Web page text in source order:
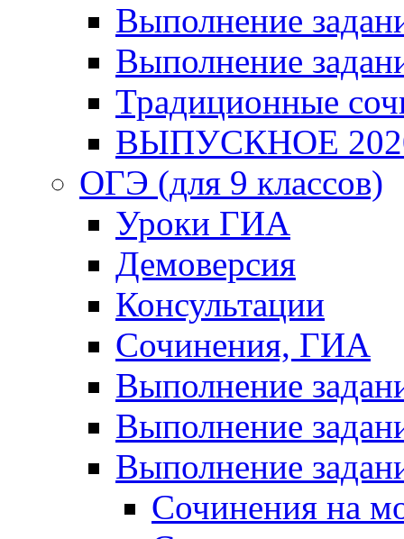
Выполнение
Выполнение
Традиционные
ВЫПУСКНОЕ
ОГЭ (для 9 классов)
Уроки ГИА
Демоверсия
Консультации
Сочинения, ГИА
Выполнение
Выполнение
Выполнение
Сочинения на